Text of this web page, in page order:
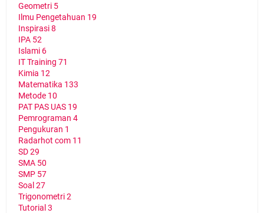
Geometri 5
Ilmu Pengetahuan 19
Inspirasi8
IPA 52
Islami 6
IT Training 71
Kimia 12
Matematika 133
Metode 10
PAT PAS UAS 19
Pemrograman 4
Pengukuran 1
Radarhot com 11
SD29
SMA 50
SMP 57
Soal 27
Trigonometri2
Tutorial 3